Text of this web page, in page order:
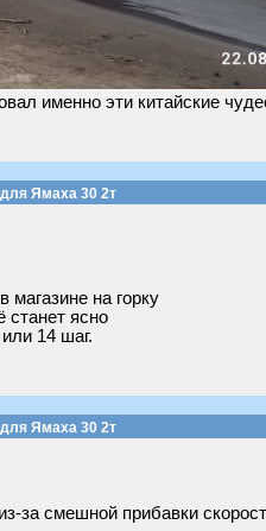
именно эти китайские
Ямаха 30 2т
магазине на горку
станет ясно
14 шаг.
Ямаха 30 2т
за смешной прибавки